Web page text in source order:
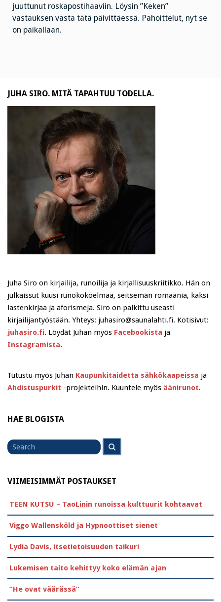
juuttunut roskapostihaaviin. Löysin ”Keken”
vastauksen vasta tätä päivittäessä. Pahoittelut, nyt se
on paikallaan.
JUHA SIRO. MITÄ TAPAHTUU TODELLA.
Juha Siro on kirjailija, runoilija ja kirjallisuuskriitikko. Hän on
julkaissut kuusi runokokoelmaa, seitsemän romaania, kaksi
lastenkirjaa ja aforismeja. Siro on palkittu useasti
kirjailijantyöstään. Yhteys: juhasiro@saunalahti.fi. Kotisivut:
juhasiro.fi. Löydät Juhan myös Facebookista ja
Instagramista.
Tutustu myös Juhan Kaupunkitaidetta sähkökaapeissa ja
Ahdistuspurkit -projekteihin. Kuuntele myös äänirunot.
HAE BLOGISTA
for
VIIMEISIMMÄT POSTAUKSET
TEEN KUTSU – TaoLinin runoissa kulttuurit kohtaavat
Viggo Wallensköld ja Hypnoottiset sienet
Lydia Davis, itsetietoisuuden taikuri
Lukemisen taito kehittyy koko elämän ajan
”He ovat väärässä”